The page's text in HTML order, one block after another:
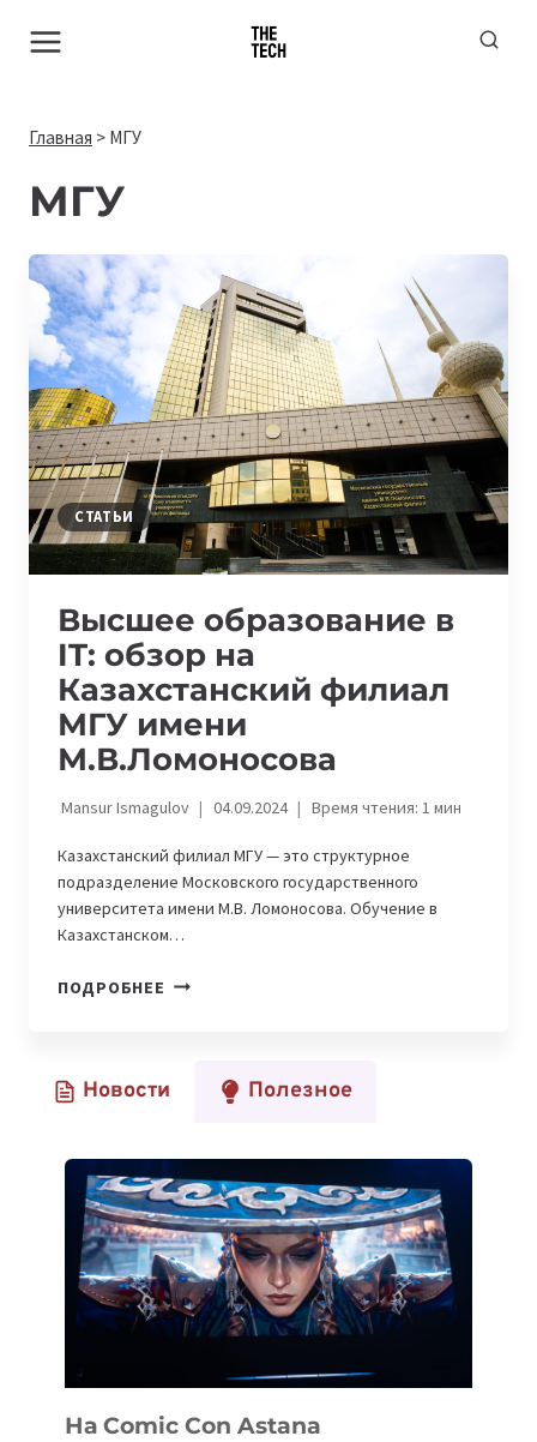
Главная > МГУ
МГУ
СТАТЬИ
Высшее образование в
IT: обзор на
Казахстанский филиал
МГУ имени
М.В.Ломоносова
Mansur Ismagulov 04.09.2024 Время чтения: 1мин
Казахстанский филиал МГУ — это структурное
подразделение Московского государственного
университета имени М.В. Ломоносова. Обучение в
Казахстанском…
ПОДРОБНЕЕ ВЫСШЕЕ
ОБЗОР
ФИЛИАЛ
МГУ
ИМЕНИ
М.В.ЛОМОНОСОВА
Новости Полезное
На Comic Con Astana